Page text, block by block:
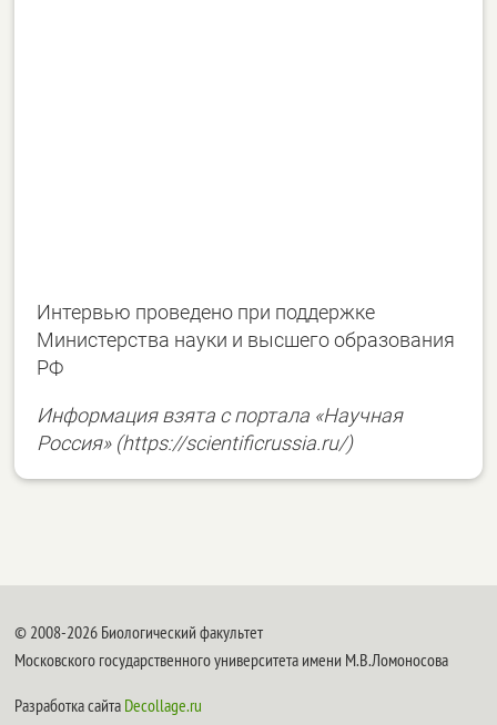
Интервью проведено при поддержке
Министерства науки и высшего образования
РФ
Информация взята с портала «Научная
Россия» (https://scientificrussia.ru/)
© 2008-2026 Биологический факультет
Московского государственного университета имени М.В.Ломоносова
Разработка сайта Decollage.ru